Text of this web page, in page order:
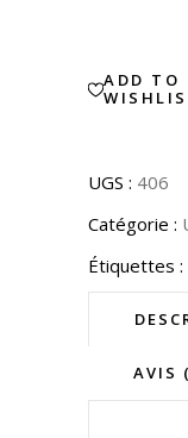
ADD TO
UGS : 406
Catégorie :
Étiquettes :
AVIS